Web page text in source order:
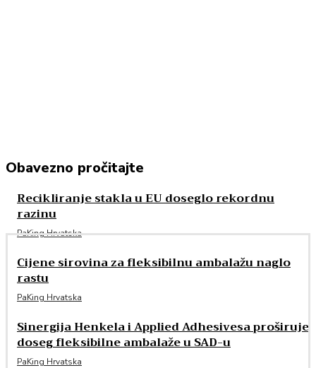
Obavezno pročitajte
Recikliranje stakla u EU doseglo rekordnu
razinu
PaKing Hrvatska
Cijene sirovina za fleksibilnu ambalažu naglo
rastu
PaKing Hrvatska
Sinergija Henkela i Applied Adhesivesa proširuje
doseg fleksibilne ambalaže u SAD-u
PaKing Hrvatska